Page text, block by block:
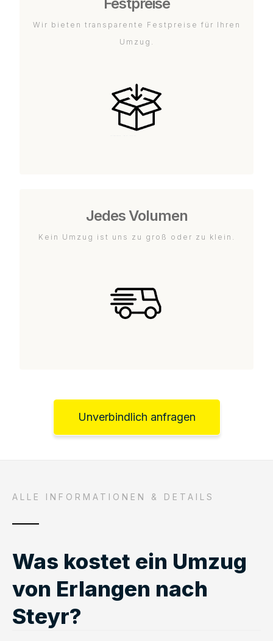
Wir bieten transparente Festpreise für Ihren
Umzug.
Jedes Volumen
Kein Umzug ist uns zu groß oder zu klein.
Unverbindlich anfragen
ALLE INFORMATIONEN & DETAILS
Was kostet ein Umzug
von Erlangen nach
Steyr?